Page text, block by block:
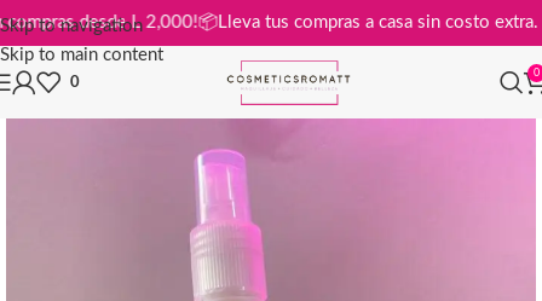
Skip to navigation
Skip to main content
en compras desde L 2,000!📦Lleva tus compras a casa sin costo
0
0